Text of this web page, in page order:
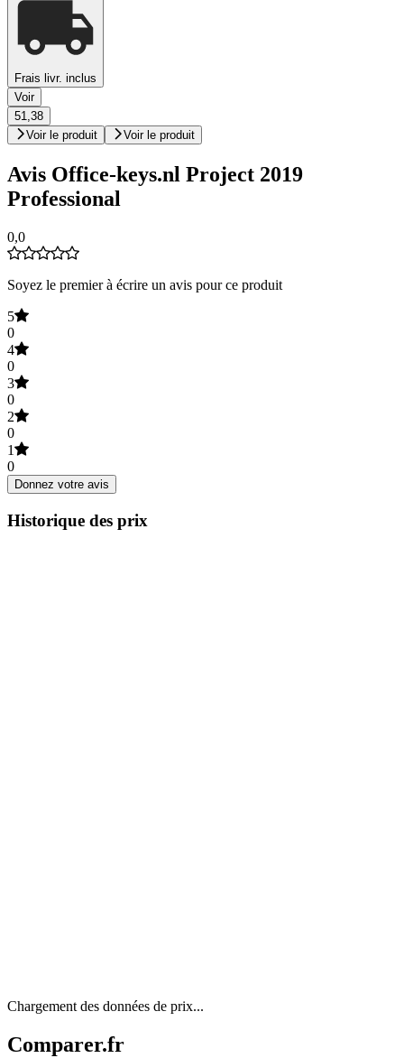
Frais livr. inclus
Voir
51,38
Voir le produit
Voir le produit
Avis Office-keys.nl Project 2019
Professional
0,0
Soyez le premier à écrire un avis pour ce produit
5
0
4
0
3
0
2
0
1
0
Donnez votre avis
Historique des prix
Chargement des données de prix...
Comparer.fr